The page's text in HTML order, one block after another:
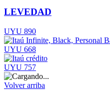
LEVEDAD
UYU 890
UYU 668
UYU 757
Volver arriba